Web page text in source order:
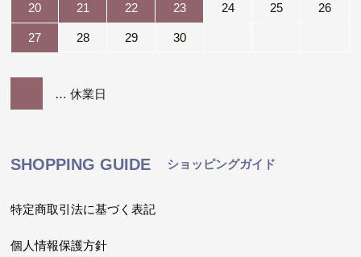
20 21 22 23 24 25 26
27 28 29 30
… 休業日
SHOPPING GUIDE ショッピングガイド
特定商取引法に基づく表記
個人情報保護方針